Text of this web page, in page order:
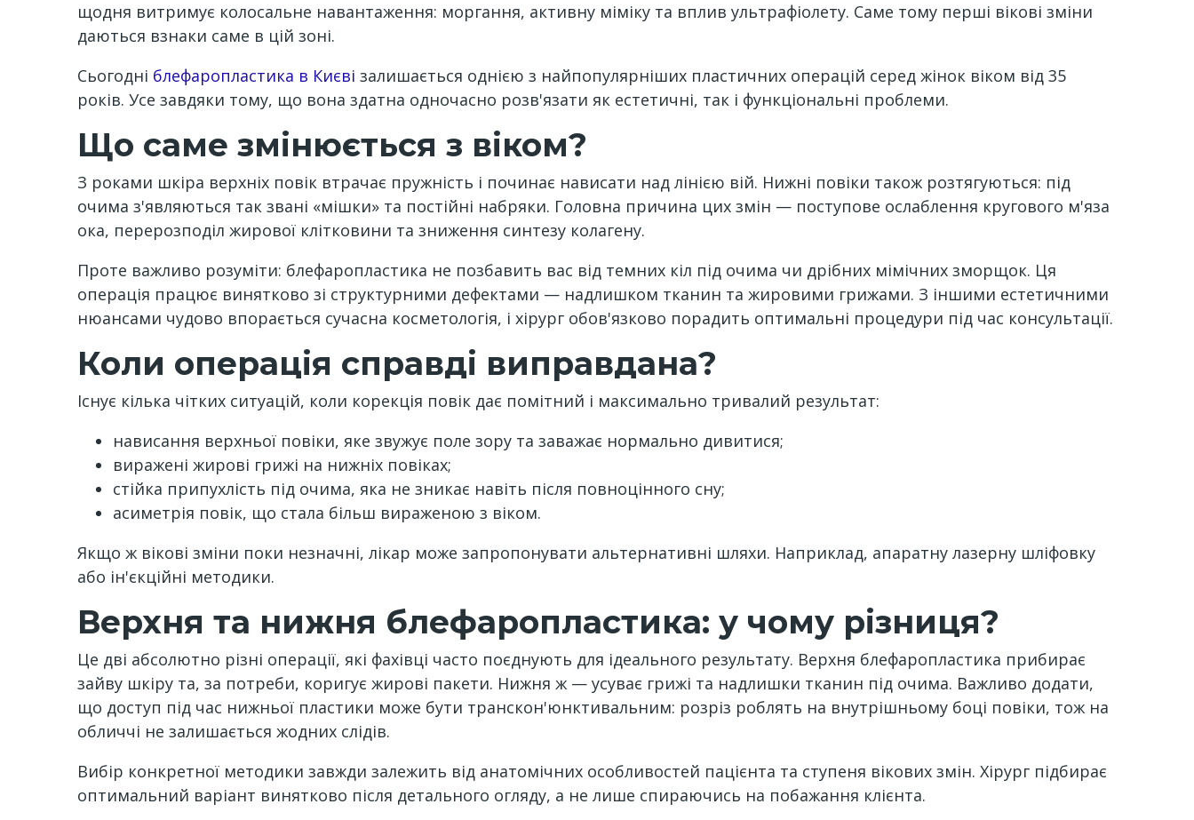
щодня витримує колосальне навантаження: моргання, активну міміку та вплив ультрафіолету. Саме тому перші вікові зміни
даються взнаки саме в цій зоні.
Сьогодні блефаропластика в Києві залишається однією з найпопулярніших пластичних операцій серед жінок віком від 35
років. Усе завдяки тому, що вона здатна одночасно розв'язати як естетичні, так і функціональні проблеми.
Що саме змінюється з віком?
З роками шкіра верхніх повік втрачає пружність і починає нависати над лінією вій. Нижні повіки також розтягуються: під
очима з'являються так звані «мішки» та постійні набряки. Головна причина цих змін — поступове ослаблення кругового м'яза
ока, перерозподіл жирової клітковини та зниження синтезу колагену.
Проте важливо розуміти: блефаропластика не позбавить вас від темних кіл під очима чи дрібних мімічних зморщок. Ця
операція працює винятково зі структурними дефектами — надлишком тканин та жировими грижами. З іншими естетичними
нюансами чудово впорається сучасна косметологія, і хірург обов'язково порадить оптимальні процедури під час консультації.
Коли операція справді виправдана?
Існує кілька чітких ситуацій, коли корекція повік дає помітний і максимально тривалий результат:
нависання верхньої повіки, яке звужує поле зору та заважає нормально дивитися;
виражені жирові грижі на нижніх повіках;
стійка припухлість під очима, яка не зникає навіть після повноцінного сну;
асиметрія повік, що стала більш вираженою з віком.
Якщо ж вікові зміни поки незначні, лікар може запропонувати альтернативні шляхи. Наприклад, апаратну лазерну шліфовку
або ін'єкційні методики.
Верхня та нижня блефаропластика: у чому різниця?
Це дві абсолютно різні операції, які фахівці часто поєднують для ідеального результату. Верхня блефаропластика прибирає
зайву шкіру та, за потреби, коригує жирові пакети. Нижня ж — усуває грижі та надлишки тканин під очима. Важливо додати,
що доступ під час нижньої пластики може бути транскон'юнктивальним: розріз роблять на внутрішньому боці повіки, тож на
обличчі не залишається жодних слідів.
Вибір конкретної методики завжди залежить від анатомічних особливостей пацієнта та ступеня вікових змін. Хірург підбирає
оптимальний варіант винятково після детального огляду, а не лише спираючись на побажання клієнта.